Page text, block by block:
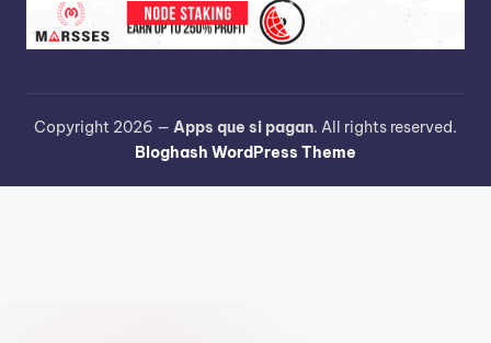
Copyright 2026 — Apps que si pagan. All rights reserved.
Bloghash WordPress Theme